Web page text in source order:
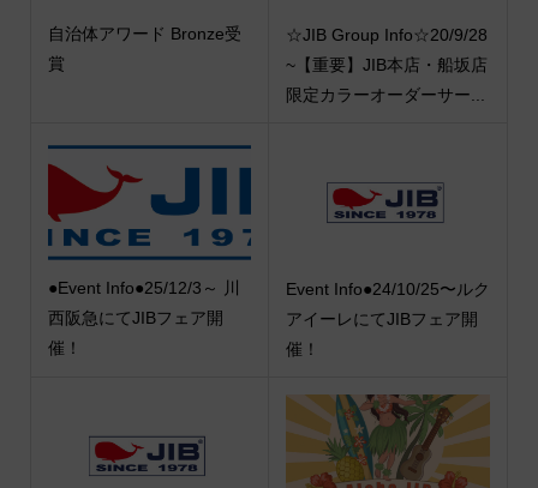
自治体アワード Bronze受
賞
☆JIB Group Info☆20/9/28
~【重要】JIB本店・船坂店
限定カラーオーダーサー...
●Event Info●25/12/3～ 川
西阪急にてJIBフェア開
催！
Event Info●24/10/25〜ルク
アイーレにてJIBフェア開
催！